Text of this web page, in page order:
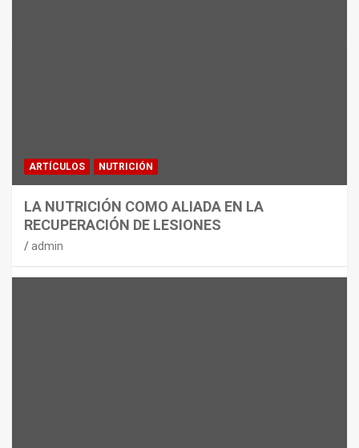
ARTÍCULOS NUTRICIÓN
LA NUTRICIÓN COMO ALIADA EN LA
RECUPERACIÓN DE LESIONES
admin